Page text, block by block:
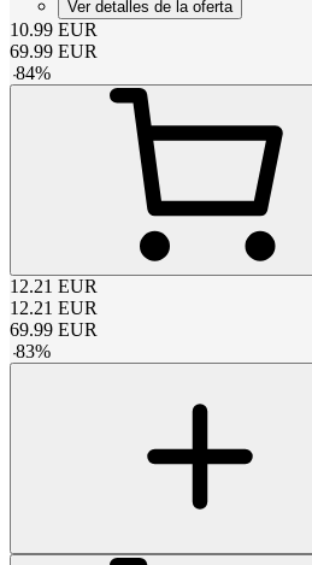
Ver detalles de la oferta
10.99 EUR
69.99 EUR
-84%
12.21 EUR
12.21 EUR
69.99 EUR
-83%